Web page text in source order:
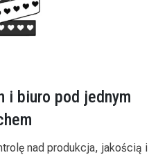
i biuro pod jednym
nad produkcja, jakością i